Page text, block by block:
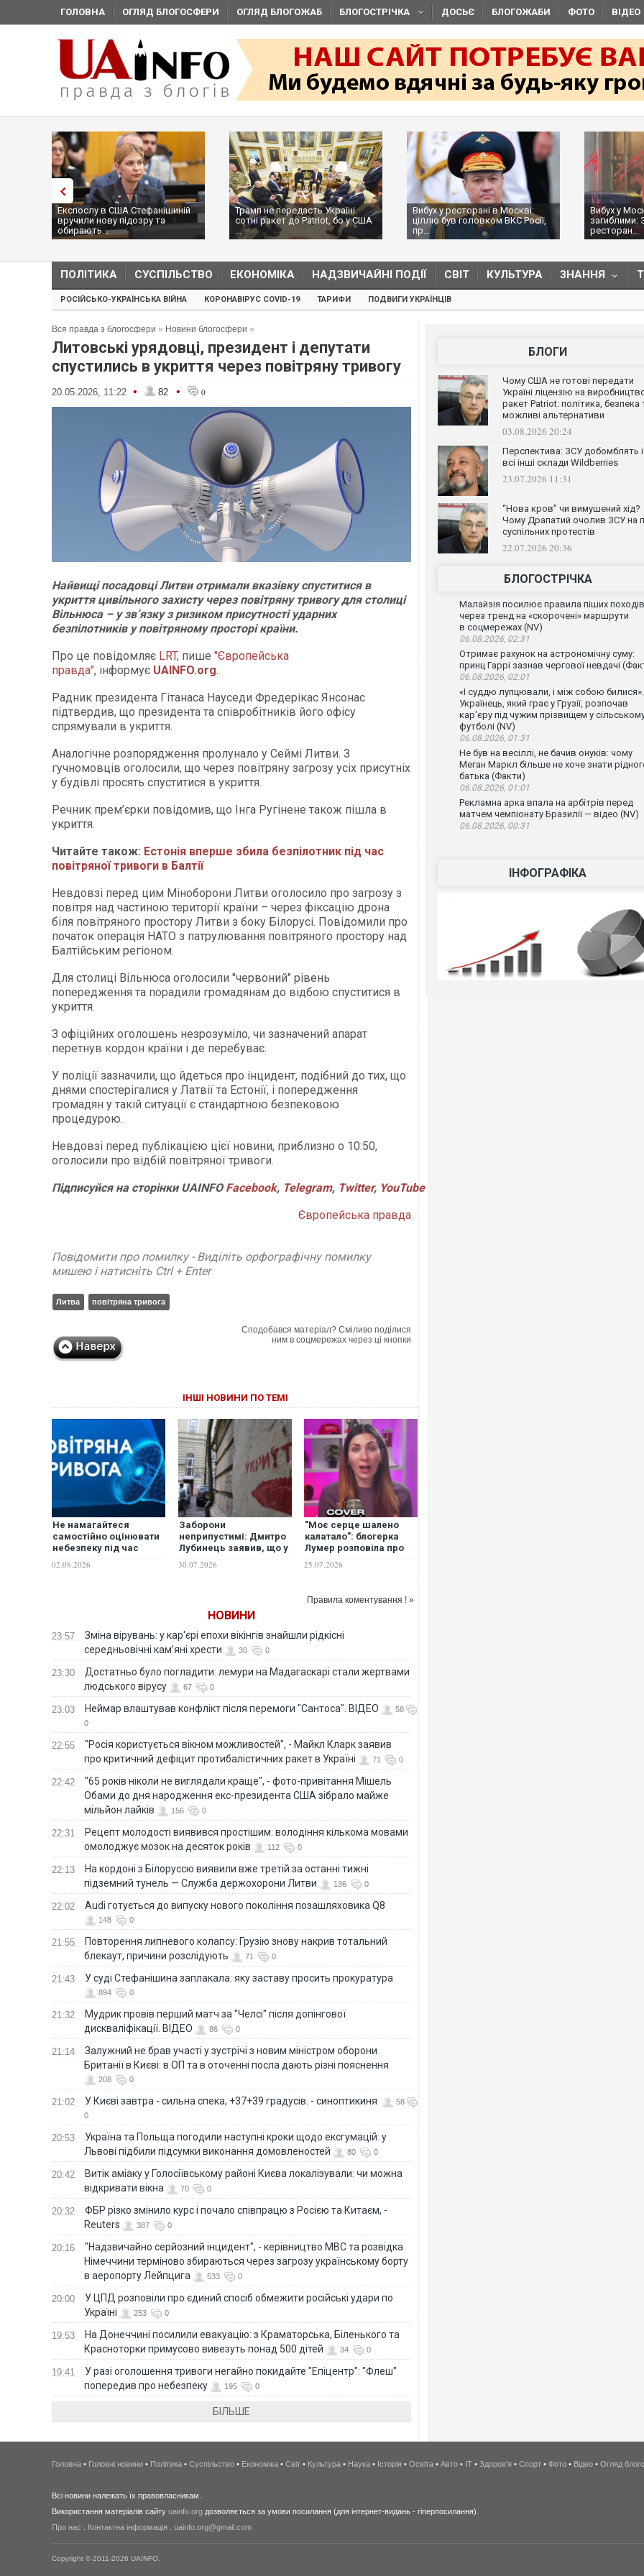
ГОЛОВНА ОГЛЯД БЛОГОСФЕРИ ОГЛЯД БЛОГОЖАБ БЛОГОСТРІЧКА ДОСЬЄ БЛОГОЖАБИ ФОТО ВІДЕО
Експослу в США Стефанішиній
вручили нову підозру та
обирають...
Трамп не передасть Україні
сотні ракет до Patriot, бо у США
...
Вибух у ресторані в Москві:
ціллю був головком ВКС Росії,
пр...
Вибух у
загиблими:
ресторан...
ПОЛІТИКА СУСПІЛЬСТВО ЕКОНОМІКА НАДЗВИЧАЙНІ ПОДІЇ СВІТ КУЛЬТУРА ЗНАННЯ
РОСІЙСЬКО-УКРАЇНСЬКА ВІЙНА КОРОНАВІРУС COVID-19 ТАРИФИ ПОДВИГИ УКРАЇНЦІВ
Вся правда з блогосфери » Новини блогосфери »
Литовські урядовці, президент і депутати
спустились в укриття через повітряну тривогу
20.05.2026, 11:22 • 82 • 0
Найвищі посадовці Литви отримали вказівку спуститися в
укриття цивільного захисту через повітряну тривогу для столиці
Вільнюса – у зв’язку з ризиком присутності ударних
безпілотників у повітряному просторі країни.
Про це повідомляє LRT, пише "Європейська
правда", інформує UAINFO.org.
Радник президента Гітанаса Науседи Фредерікас Янсонас
підтвердив, що президента та співробітників його офісу
спрямували в укриття.
Аналогічне розпорядження пролунало у Сеймі Литви. З
гучномовців оголосили, що через повітряну загрозу усіх присутніх
у будівлі просять спуститися в укриття.
Речник прем’єрки повідомив, що Інга Ругінене також пішла в
укриття.
Читайте також: Естонія вперше збила безпілотник під час
повітряної тривоги в Балтії
Невдовзі перед цим Міноборони Литви оголосило про загрозу з
повітря над частиною території країни – через фіксацію дрона
біля повітряного простору Литви з боку Білорусі. Повідомили про
початок операція НАТО з патрулювання повітряного простору над
Балтійським регіоном.
Для столиці Вільнюса оголосили "червоний" рівень
попередження та порадили громадянам до відбою спуститися в
укриття.
З офіційних оголошень незрозуміло, чи зазначений апарат
перетнув кордон країни і де перебуває.
У поліції зазначили, що йдеться про інцидент, подібний до тих, що
днями спостерігалися у Латвії та Естонії, і попередження
громадян у такій ситуації є стандартною безпековою
процедурою.
Невдовзі перед публікацією цієї новини, приблизно о 10:50,
оголосили про відбій повітряної тривоги.
ПідписуйсянасторінкиUAINFO Facebook, Telegram, Twitter, YouTube
Європейська правда
Повідомити про помилку - Виділіть орфографічну помилку
мишею і натисніть Ctrl + Enter
Литва повітряна тривога
Сподобався матеріал? Сміливо поділися
ним в соцмережах через ці кнопки
ІНШІ НОВИНИ ПО ТЕМІ
Не намагайтеся
самостійно оцінювати
небезпеку під час
звернувся до українців
02.08.2026
Заборони
неприпустимі: Дмитро
Лубинець заявив, що у
пускати всіх, без
30.07.2026
"Моє серце шалено
калатало": блогерка
Лумер розповіла про
тривогу
25.07.2026
Правила коментування ! »
НОВИНИ
23:57
Зміна вірувань: у кар'єрі епохи вікінгів знайшли рідкісні
середньовічні кам’яні хрести
30 0
23:30
Достатньо було погладити: лемури на Мадагаскарі стали жертвами
людського вірусу
67 0
23:03 Неймар влаштував конфлікт після перемоги "Сантоса". ВІДЕО
58
0
22:55
"Росія користується вікном можливостей", - Майкл Кларк заявив
про критичний дефіцит протибалістичних ракет в Україні
71 0
22:42
"65 років ніколи не виглядали краще", - фото-привітання Мішель
Обами до дня народження екс-президента США зібрало майже
мільйон лайків
156 0
22:31
Рецепт молодості виявився простішим: володіння кількома мовами
омолоджує мозок на десяток років
112 0
22:13
На кордоні з Білоруссю виявили вже третій за останні тижні
підземний тунель — Служба держохорони Литви
136 0
22:02 Audi готується до випуску нового покоління позашляховика Q8
148 0
21:55
Повторення липневого колапсу: Грузію знову накрив тотальний
блекаут, причини розслідують
71 0
21:43 У суді Стефанішина заплакала: яку заставу просить прокуратура
894 0
21:32
Мудрик провів перший матч за "Челсі" після допінгової
дискваліфікації. ВІДЕО
86 0
21:14
Залужний не брав участі у зустрічі з новим міністром оборони
Британії в Києві: в ОП та в оточенні посла дають різні пояснення
208 0
21:02 У Києві завтра - сильна спека, +37+39 градусів. - синоптикиня
58
0
20:53
Україна та Польща погодили наступні кроки щодо ексгумацій: у
Львові підбили підсумки виконання домовленостей
80 0
20:42
Витік аміаку у Голосіївському районі Києва локалізували: чи можна
відкривати вікна
70 0
20:32
ФБР різко змінило курс і почало співпрацю з Росією та Китаєм, -
Reuters
387 0
20:16
"Надзвичайно серйозний інцидент", - керівництво МВС та розвідка
Німеччини терміново збираються через загрозу українському борту
в аеропорту Лейпцига
533 0
20:00
У ЦПД розповіли про єдиний спосіб обмежити російські удари по
Україні
253 0
19:53
На Донеччині посилили евакуацію: з Краматорська, Біленького та
Красноторки примусово вивезуть понад 500 дітей
34 0
19:41
У разі оголошення тривоги негайно покидайте "Епіцентр": "Флеш"
попередив про небезпеку
195 0
БІЛЬШЕ
БЛОГИ
Чому США не готові передати
Україні ліцензію на
ракет Patriot: політика, безпека
можливі альтернативи
03.08.2026 20:24
Перспектива: ЗСУ добомблять і
всі інші склади Wildberries
23.07.2026 11:31
“Нова кров” чи вимушений хід?
Чому Драпатий очолив ЗСУ на
суспільних протестів
22.07.2026 20:36
БЛОГОСТРІЧКА
Малайзія посилює правила піших походів
через тренд на «скорочені» маршрути
в соцмережах (NV)
06.08.2026, 02:31
Отримає рахунок на астрономічну суму:
принц Гаррі зазнав чергової невдачі
06.08.2026, 02:01
«І суддю лупцювали, і між собою билися».
Українець, який грає у Грузії, розпочав
кар'єру під чужим прізвищем у
футболі (NV)
06.08.2026, 01:31
Не був на весіллі, не бачив онуків: чому
Меган Маркл більше не хоче знати
батька (Факти)
06.08.2026, 01:01
Рекламна арка впала на арбітрів перед
матчем чемпіонату Бразилії — відео (NV)
06.08.2026, 00:31
ІНФОГРАФІКА
Українські надзвичайники
під час ліквідації масштабної
Головна • Головні новини • Політика • Суспільство • Економіка • Світ • Культура • Наука • Історія • Освіта • Авто • IT • Здоров'я • Спорт • Фото • Відео • Огляд
Всі новини належать їх правовласникам.
Використання матеріалів сайту uainfo.org дозволяється за умови посилання (для інтернет-видань - гіперпосилання).
Про нас
Контактна інформація uainfo.org@gmail.com
Copyright © 2011-2026 UAINFO.